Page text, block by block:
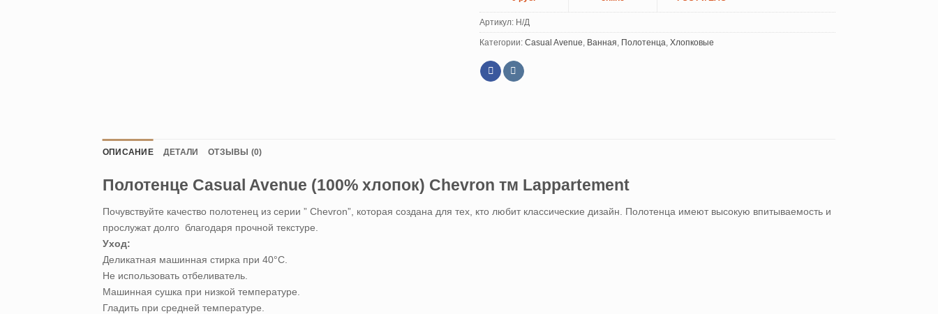
Артикул: Н/Д
Категории: Casual Avenue, Ванная, Полотенца, Хлопковые
ОПИСАНИЕ ДЕТАЛИ ОТЗЫВЫ (0)
Полотенце Casual Avenue (100% хлопок) Chevron тм Lappartement
Почувствуйте качество полотенец из серии ” Chevron”, которая создана для тех, кто любит классические дизайн. Полотенца имеют высокую впитываемость и
прослужат долго благодаря прочной текстуре.
Уход:
Деликатная машинная стирка при 40°С.
Не использовать отбеливатель.
Машинная сушка при низкой температуре.
Гладить при средней температуре.